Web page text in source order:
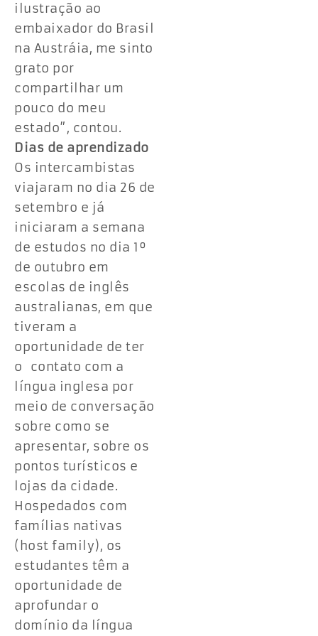
ilustração ao
embaixador do Brasil
na Austráia, me sinto
grato por
compartilhar um
pouco do meu
estado”, contou.
Dias de aprendizado
Os intercambistas
viajaram no dia 26 de
setembro e já
iniciaram a semana
de estudos no dia 1º
de outubro em
escolas de inglês
australianas, em que
tiveram a
oportunidade de ter
o contato com a
língua inglesa por
meio de conversação
sobre como se
apresentar, sobre os
pontos turísticos e
lojas da cidade.
Hospedados com
famílias nativas
(host family), os
estudantes têm a
oportunidade de
aprofundar o
domínio da língua